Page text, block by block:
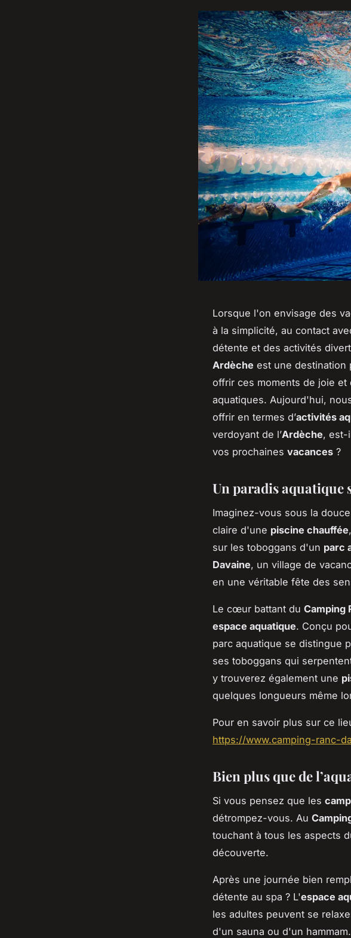
Lorsque l'on envisage des
à la simplicité, au contact
détente et des activités
Ardèche est une destination
offrir ces moments de joie et
aquatiques. Aujourd'hui,
offrir en termes d’activités
verdoyant de l’Ardèche, est-
vos prochaines vacances ?
Un paradis aquatique
Imaginez-vous sous la
claire d'une piscine chauffée
sur les toboggans d'un parc
Davaine, un village de
en une véritable fête des
Le cœur battant du Camping
espace aquatique. Conçu
parc aquatique se distingue
ses toboggans qui
y trouverez également une
quelques longueurs même
Pour en savoir plus sur ce
https://www.camping-ranc-
Bien plus que de
Si vous pensez que les
détrompez-vous. Au
touchant à tous les aspects
découverte.
Après une journée bien
détente au spa ? L'espace
les adultes peuvent se
d'un sauna ou d'un hammam.